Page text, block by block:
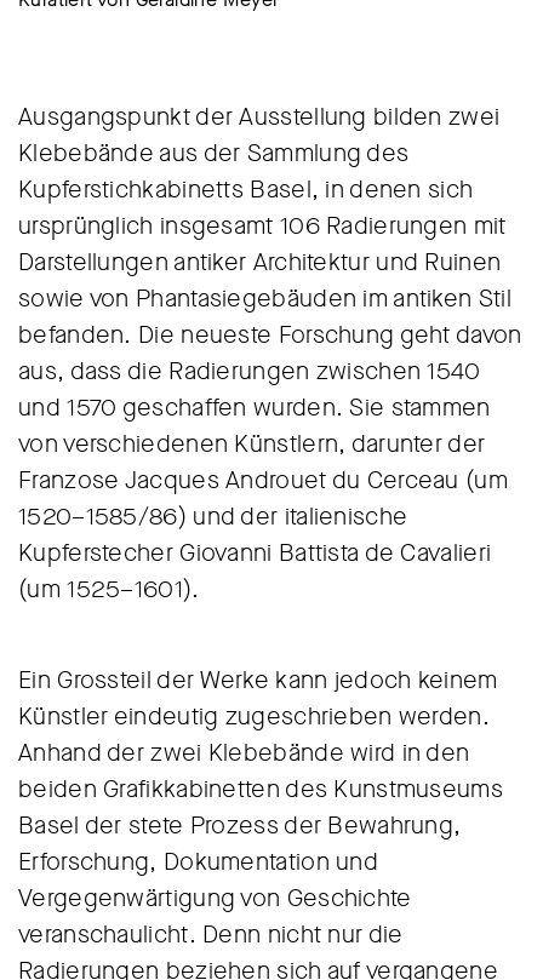
Ausgangspunkt der Ausstellung bilden zwei
Klebebände aus der Sammlung des
Kupferstichkabinetts Basel, in denen sich
ursprünglich insgesamt 106 Radierungen mit
Darstellungen antiker Architektur und Ruinen
sowie von Phantasiegebäuden im antiken Stil
befanden. Die neueste Forschung geht davon
aus, dass die Radierungen zwischen 1540
und 1570 geschaffen wurden. Sie stammen
von verschiedenen Künstlern, darunter der
Franzose Jacques Androuet du Cerceau (um
1520–1585/86) und der italienische
Kupferstecher Giovanni Battista de Cavalieri
(um 1525–1601).
Ein Grossteil der Werke kann jedoch keinem
Künstler eindeutig zugeschrieben werden.
Anhand der zwei Klebebände wird in den
beiden Grafikkabinetten des Kunstmuseums
Basel der stete Prozess der Bewahrung,
Erforschung, Dokumentation und
Vergegenwärtigung von Geschichte
veranschaulicht. Denn nicht nur die
Radierungen beziehen sich auf vergangene